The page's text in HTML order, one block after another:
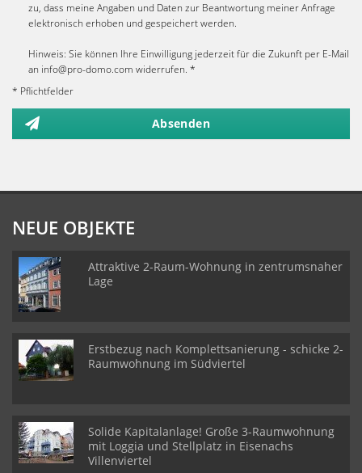
zu, dass meine Angaben und Daten zur Beantwortung meiner Anfrage
elektronisch erhoben und gespeichert werden.
Hinweis: Sie können Ihre Einwilligung jederzeit für die Zukunft per E-Mail
an info@pro-domo.com widerrufen. *
* Pflichtfelder
Absenden
NEUE OBJEKTE
Attraktive 2-Raum-Wohnung in zentrumsnaher
Lage
Erstbezug nach Komplettsanierung - schicke 2-
Raumwohnung im Südviertel
Solide Kapitalanlage! Große 3-Raumwohnung
mit Loggia und Stellplatz in Eisenachs
Villenviertel